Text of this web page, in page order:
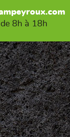
8h à 18h